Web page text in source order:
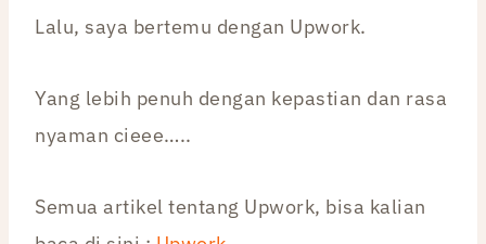
Lalu, saya bertemu dengan Upwork.
Yang lebih penuh dengan kepastian dan rasa
nyaman cieee…..
Semua artikel tentang Upwork, bisa kalian